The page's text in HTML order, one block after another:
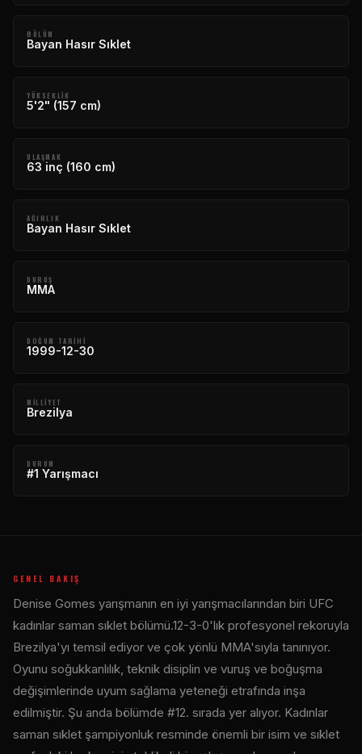
BÖLÜM
Bayan Hasır Sıklet
YÜKSEKLIK
5'2" (157 cm)
ULAŞMAK
63 inç (160 cm)
AĞIRLIK
Bayan Hasır Sıklet
DURUŞ
MMA
DOĞUM TARIHI
1999-12-30
MILLIYET
Brezilya
DURUM
#1 Yarışmacı
GENEL BAKIŞ
Denise Gomes yarışmanın en iyi yarışmacılarından biri UFC
kadınlar saman sıklet bölümü.12-3-0'lık profesyonel rekoruyla
Brezilya'yı temsil ediyor ve çok yönlü MMA'sıyla tanınıyor.
Oyunu soğukkanlılık, teknik disiplin ve vuruş ve boğuşma
değişimlerinde uyum sağlama yeteneği etrafında inşa
edilmiştir. Şu anda bölümde #12. sırada yer alıyor. Kadınlar
saman sıklet şampiyonluk resminde önemli bir isim ve sıklet